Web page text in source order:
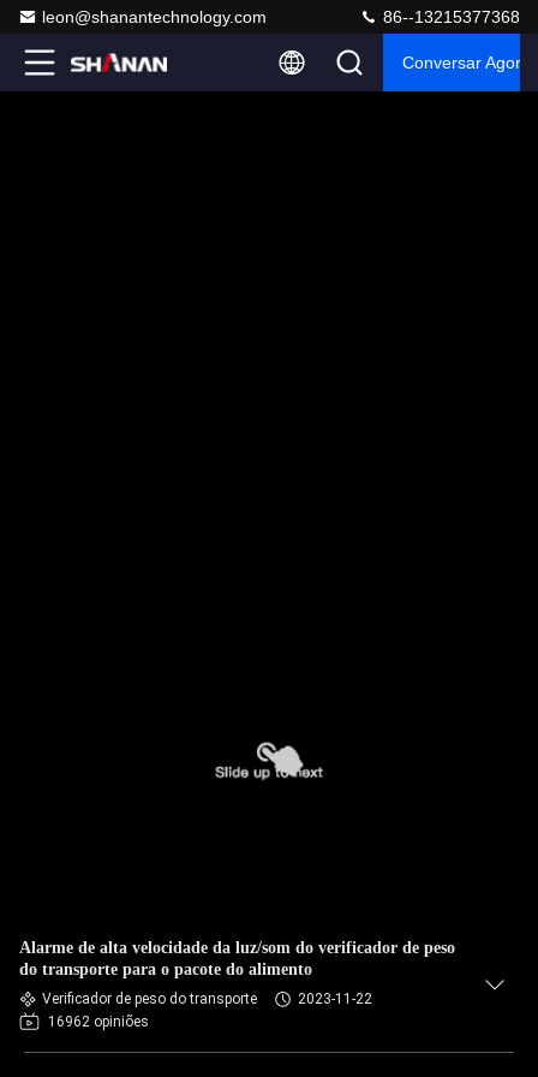
leon@shanantechnology.com 86--13215377368
Conversar Agora
Alarme de alta velocidade da luz/som do verificador de peso
do transporte para o pacote do alimento
Verificador de peso do transporte
2023-11-22
16962 opiniões